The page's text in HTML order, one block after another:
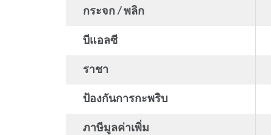
กระจก / พลิก
บีแอลซี
ราชา
ป้องกันการกะพริบ
ภาษีมูลค่าเพิ่ม